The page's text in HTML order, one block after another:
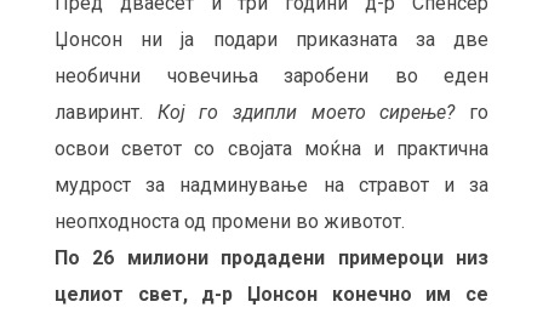
Џонсон ни ја подари приказната за две
необични човечиња заробени во еден
лавиринт. Кој го здипли моето сирење? го
освои светот со својата моќна и практична
мудрост за надминување на стравот и за
неопходноста од промени во животот.
По 26 милиони продадени примероци низ
целиот свет, д-р Џонсон конечно им се